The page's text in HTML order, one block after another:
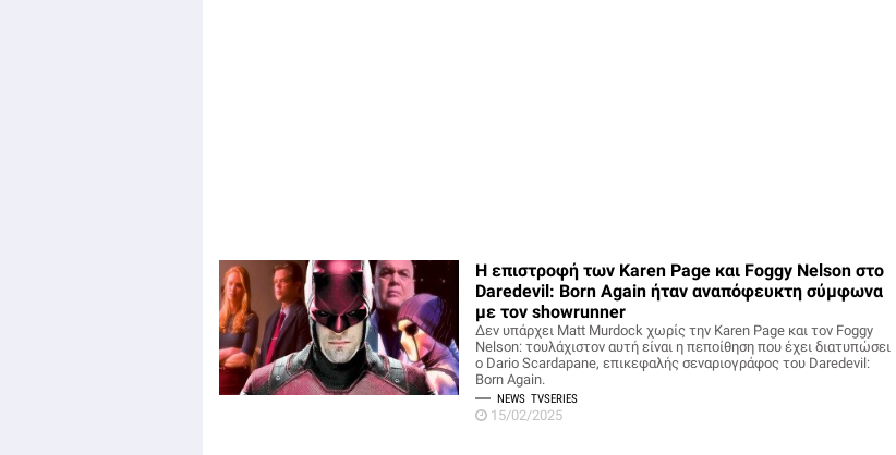
Η επιστροφή των Karen Page και Foggy Nelson στο
Daredevil: Born Again ήταν αναπόφευκτη σύμφωνα
με τον showrunner
Δεν υπάρχει Matt Murdock χωρίς την Karen Page και τον Foggy
Nelson: τουλάχιστον αυτή είναι η πεποίθηση που έχει διατυπώσει
ο Dario Scardapane, επικεφαλής σεναριογράφος του Daredevil:
Born Again.
NEWS TVSERIES
15/02/2025